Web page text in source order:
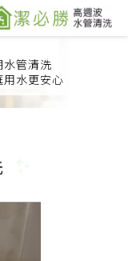
水管清洗
用水更安心